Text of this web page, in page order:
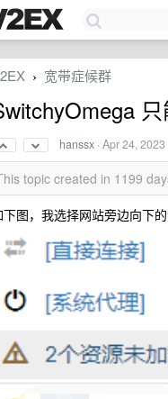
› 宽带症候群
hanssx ·Apr 24, 2023
topic created in 1199
下图，我选择网站旁边向下